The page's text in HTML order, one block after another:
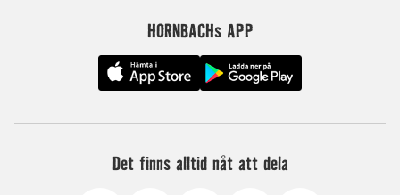
HORNBACHs APP
Det finns alltid nåt att dela